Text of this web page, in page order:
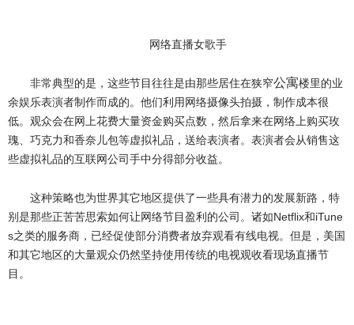
网络直播女歌手
非常典型的是，这些节目往往是由那些居住在狭窄公寓楼里的业
余娱乐表演者制作而成的。他们利用网络摄像头拍摄，制作成本很
低。观众会在网上花费大量资金购买点数，然后拿来在网络上购买玫
瑰、巧克力和香奈儿包等虚拟礼品，送给表演者。表演者会从销售这
些虚拟礼品的互联网公司手中分得部分收益。
这种策略也为世界其它地区提供了一些具有潜力的发展新路，特
别是那些正苦苦思索如何让网络节目盈利的公司。诸如Netflix和iTune
s之类的服务商，已经促使部分消费者放弃观看有线电视。但是，美国
和其它地区的大量观众仍然坚持使用传统的电视观收看现场直播节
目。